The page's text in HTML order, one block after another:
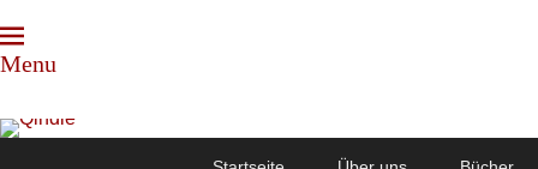
Menu
Qindie
Das Autorenkorrektiv